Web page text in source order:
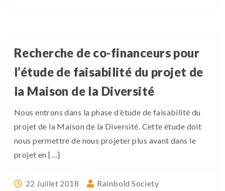
Recherche de co-financeurs pour
l’étude de faisabilité du projet de
la Maison de la Diversité
Nous entrons dans la phase d’étude de faisabilité du
projet de la Maison de la Diversité. Cette étude doit
nous permettre de nous projeter plus avant dans le
projet en […]
22 Juillet 2018
Rainbold Society